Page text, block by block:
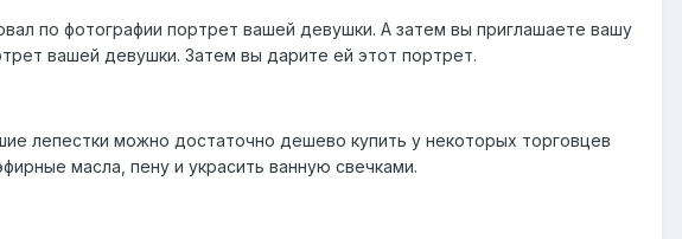
по фотографии портрет вашей девушки. А затем вы приглашаете вашу
вашей девушки. Затем вы дарите ей этот портрет.
лепестки можно достаточно дешево купить у некоторых торговцев
масла, пену и украсить ванную свечками.